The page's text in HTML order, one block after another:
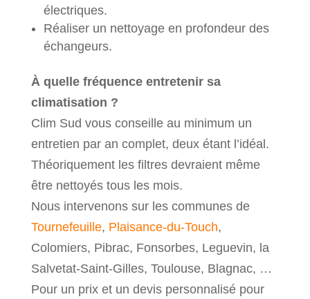
électriques.
Réaliser un nettoyage en profondeur des
échangeurs.
À quelle fréquence entretenir sa
climatisation ?
Clim Sud vous conseille au minimum un
entretien par an complet, deux étant l’idéal.
Théoriquement les filtres devraient même
être nettoyés tous les mois.
Nous intervenons sur les communes de
Tournefeuille, Plaisance-du-Touch,
Colomiers, Pibrac, Fonsorbes, Leguevin, la
Salvetat-Saint-Gilles, Toulouse, Blagnac, …
Pour un prix et un devis personnalisé pour